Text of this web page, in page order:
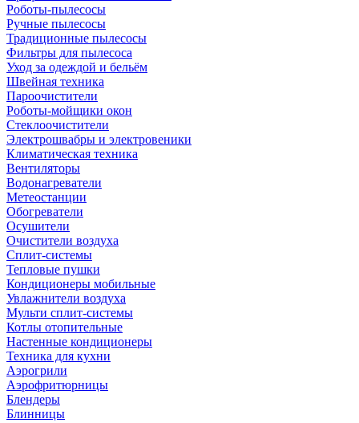
Роботы-пылесосы
Ручные пылесосы
Традиционные пылесосы
Фильтры для пылесоса
Уход за одеждой и бельём
Швейная техника
Пароочистители
Роботы-мойщики окон
Стеклоочистители
Электрошвабры и электровеники
Климатическая техника
Вентиляторы
Водонагреватели
Метеостанции
Обогреватели
Осушители
Очистители воздуха
Сплит-системы
Тепловые пушки
Кондиционеры мобильные
Увлажнители воздуха
Мульти сплит-системы
Котлы отопительные
Настенные кондиционеры
Техника для кухни
Аэрогрили
Аэрофритюрницы
Блендеры
Блинницы